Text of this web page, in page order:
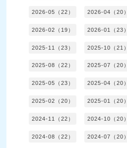
2026-05（22） 2026-04（20）
2026-02（19） 2026-01（23）
2025-11（23） 2025-10（21）
2025-08（22） 2025-07（20）
2025-05（23） 2025-04（20）
2025-02（20） 2025-01（20）
2024-11（22） 2024-10（20）
2024-08（22） 2024-07（20）